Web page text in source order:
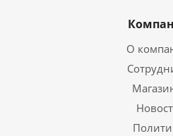
О